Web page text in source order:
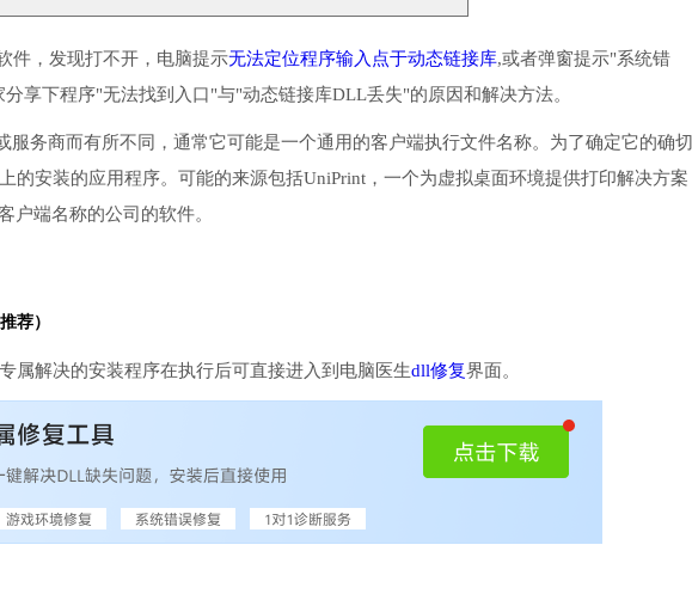
件，发现打不开，电脑提示无法定位程序输入点于动态链接库,或者弹窗提示"系统错
享下程序"无法找到入口"与"动态链接库DLL丢失"的原因和解决方法。
服务商而有所不同，通常它可能是一个通用的客户端执行文件名称。为了确定它的确切
的安装的应用程序。可能的来源包括UniPrint，一个为虚拟桌面环境提供打印解决方案
户端名称的公司的软件。
荐）
属解决的安装程序在执行后可直接进入到电脑医生dll修复界面。